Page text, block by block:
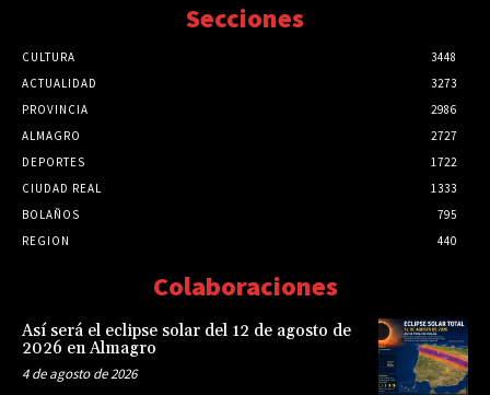
Secciones
CULTURA
3448
ACTUALIDAD
3273
PROVINCIA
2986
ALMAGRO
2727
DEPORTES
1722
CIUDAD REAL
1333
BOLAÑOS
795
REGION
440
Colaboraciones
Así será el eclipse solar del 12 de agosto de
2026 en Almagro
4 de agosto de 2026